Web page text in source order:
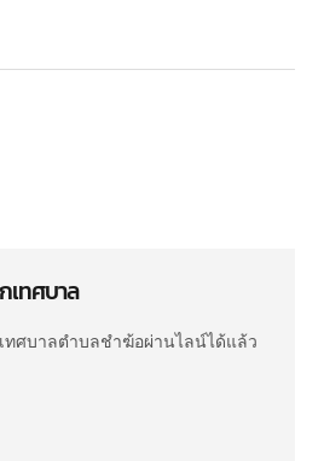
เทศบาล
ทศบาลตำบลชำฆ้อผ่านไลน์ได้แล้ว